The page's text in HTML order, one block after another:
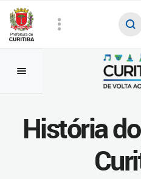
História